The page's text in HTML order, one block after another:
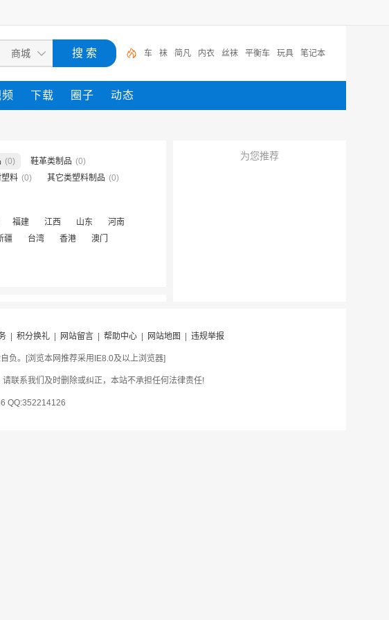
车 袜 简凡 内衣 丝袜 平衡车 玩具 笔记本
下载 圈子 动态
(0) 鞋革类制品 (0)
料 (0) 其它类塑料制品 (0)
福建 江西 山东
河南
疆 台湾 香港 澳门
为您推荐
| 积分换礼| 网站留言| 帮助中心| 网站地图 违规举报
负。[浏览本网推荐采用IE8.0及以上浏览器]
联系我们及时删除或纠正，本站不承担任何法律责任!
QQ:352214126